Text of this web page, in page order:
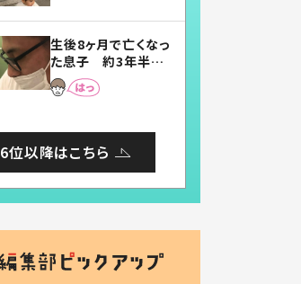
まらない」「幸せにな
れる」
生後8ヶ月で亡くなっ
た息子 約3年半
後、当時の妻の日記
に書いてあった本音
6位以降はこちら